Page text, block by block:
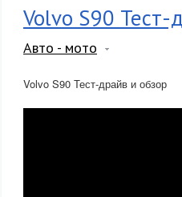
Volvo S90 Тест-
Авто - мото
Volvo S90 Тест-драйв и обзор